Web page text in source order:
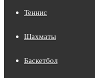
Теннис
Шахматы
Баскетбол